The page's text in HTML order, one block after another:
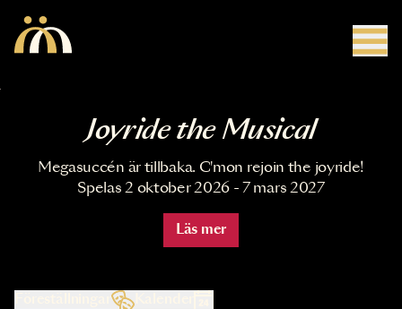
Joyride the Musical
Megasuccén är tillbaka. C'mon rejoin the joyride!
Spelas 2 oktober 2026 - 7 mars 2027
Läs mer
Kalender